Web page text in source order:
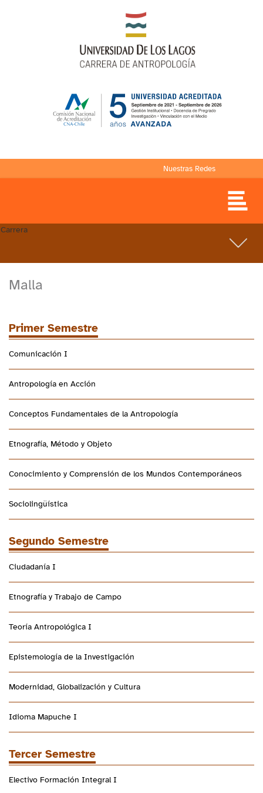
Nuestras Redes
Carrera
Malla
Primer Semestre
Comunicación I
Antropología en Acción
Conceptos Fundamentales de la Antropología
Etnografía, Método y Objeto
Conocimiento y Comprensión de los Mundos Contemporáneos
Sociolingüística
Segundo Semestre
Ciudadanía I
Etnografía y Trabajo de Campo
Teoría Antropológica I
Epistemología de la Investigación
Modernidad, Globalización y Cultura
Idioma Mapuche I
Tercer Semestre
Electivo Formación Integral I